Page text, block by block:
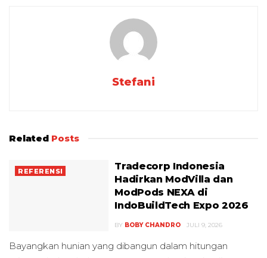
Stefani
Related Posts
REFERENSI
Tradecorp Indonesia
Hadirkan ModVilla dan
ModPods NEXA di
IndoBuildTech Expo 2026
BY BOBY CHANDRO JULI 9, 2026
Bayangkan hunian yang dibangun dalam hitungan